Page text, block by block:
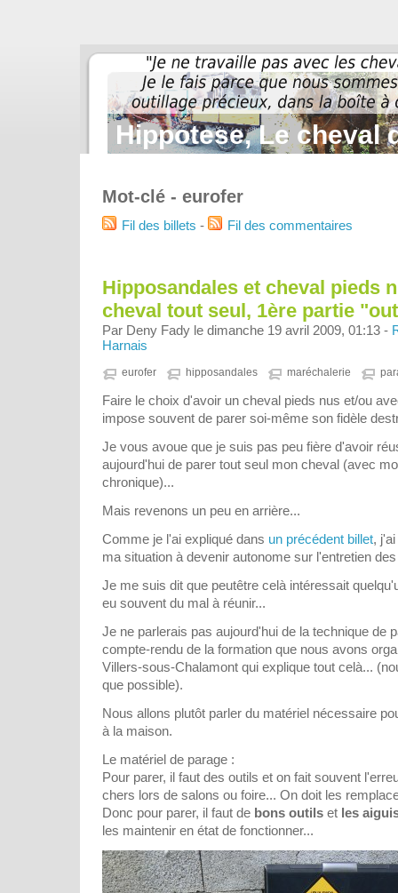
Hippotese, Le cheval
Mot-clé - eurofer
Fil des billets - Fil des commentaires
Hipposandales et cheval pieds
cheval tout seul, 1ère partie
Par Deny Fady le dimanche 19 avril 2009, 01:13 -
Harnais
eurofer hipposandales maréchalerie
Faire le choix d'avoir un cheval pieds nus et/ou
impose souvent de parer soi-même son fidèle
Je vous avoue que je suis pas peu fière d'avoir
aujourd'hui de parer tout seul mon cheval (avec
chronique)...
Mais revenons un peu en arrière...
Comme je l'ai expliqué dans un précédent billet,
ma situation à devenir autonome sur l'entretien
Je me suis dit que peutêtre celà intéressait
eu souvent du mal à réunir...
Je ne parlerais pas aujourd'hui de la technique de
compte-rendu de la formation que nous avons
Villers-sous-Chalamont qui explique tout celà...
que possible).
Nous allons plutôt parler du matériel nécessaire
à la maison.
Le matériel de parage :
Pour parer, il faut des outils et on fait souvent
chers lors de salons ou foire... On doit les
Donc pour parer, il faut de bons outils et les
les maintenir en état de fonctionner...